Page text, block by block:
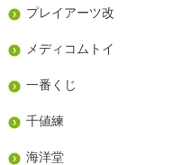
プレイアーツ改
メディコムトイ
一番くじ
千値練
海洋堂